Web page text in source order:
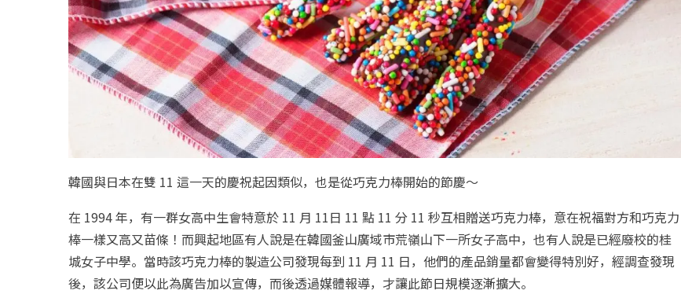
韓國與日本在雙 11 這一天的慶祝起因類似，也是從巧克力棒開始的節慶～
在 1994 年，有一群女高中生會特意於 11 月 11日 11 點 11 分 11 秒互相贈送巧克力棒，意在祝福對方和巧克力
棒一樣又高又苗條！而興起地區有人說是在韓國釜山廣域市荒嶺山下一所女子高中，也有人說是已經廢校的桂
城女子中學。當時該巧克力棒的製造公司發現每到 11 月 11 日，他們的產品銷量都會變得特別好，經調查發現
後，該公司便以此為廣告加以宣傳，而後透過媒體報導，才讓此節日規模逐漸擴大。